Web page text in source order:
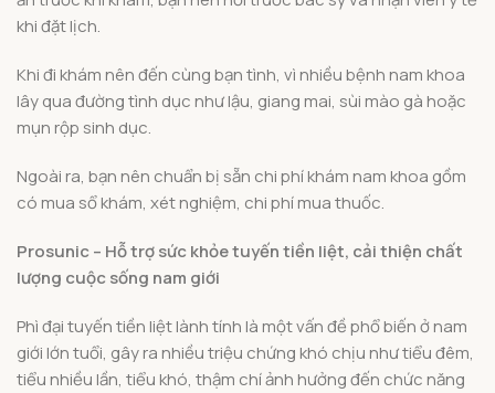
khi đặt lịch.
Khi đi khám nên đến cùng bạn tình, vì nhiều bệnh nam khoa
lây qua đường tình dục như lậu, giang mai, sùi mào gà hoặc
mụn rộp sinh dục.
Ngoài ra, bạn nên chuẩn bị sẵn chi phí khám nam khoa gồm
có mua sổ khám, xét nghiệm, chi phí mua thuốc.
Prosunic – Hỗ trợ sức khỏe tuyến tiền liệt, cải thiện chất
lượng cuộc sống nam giới
Phì đại tuyến tiền liệt lành tính là một vấn đề phổ biến ở nam
giới lớn tuổi, gây ra nhiều triệu chứng khó chịu như tiểu đêm,
tiểu nhiều lần, tiểu khó, thậm chí ảnh hưởng đến chức năng